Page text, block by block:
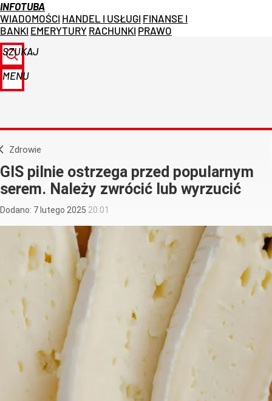
INFOTUBA
WIADOMOŚCI HANDEL I USŁUGI FINANSE I
BANKI EMERYTURY RACHUNKI PRAWO
SZUKAJ
MENU
Zdrowie
GIS pilnie ostrzega przed popularnym
serem. Należy zwrócić lub wyrzucić
Dodano: 7 lutego 2025 20:01